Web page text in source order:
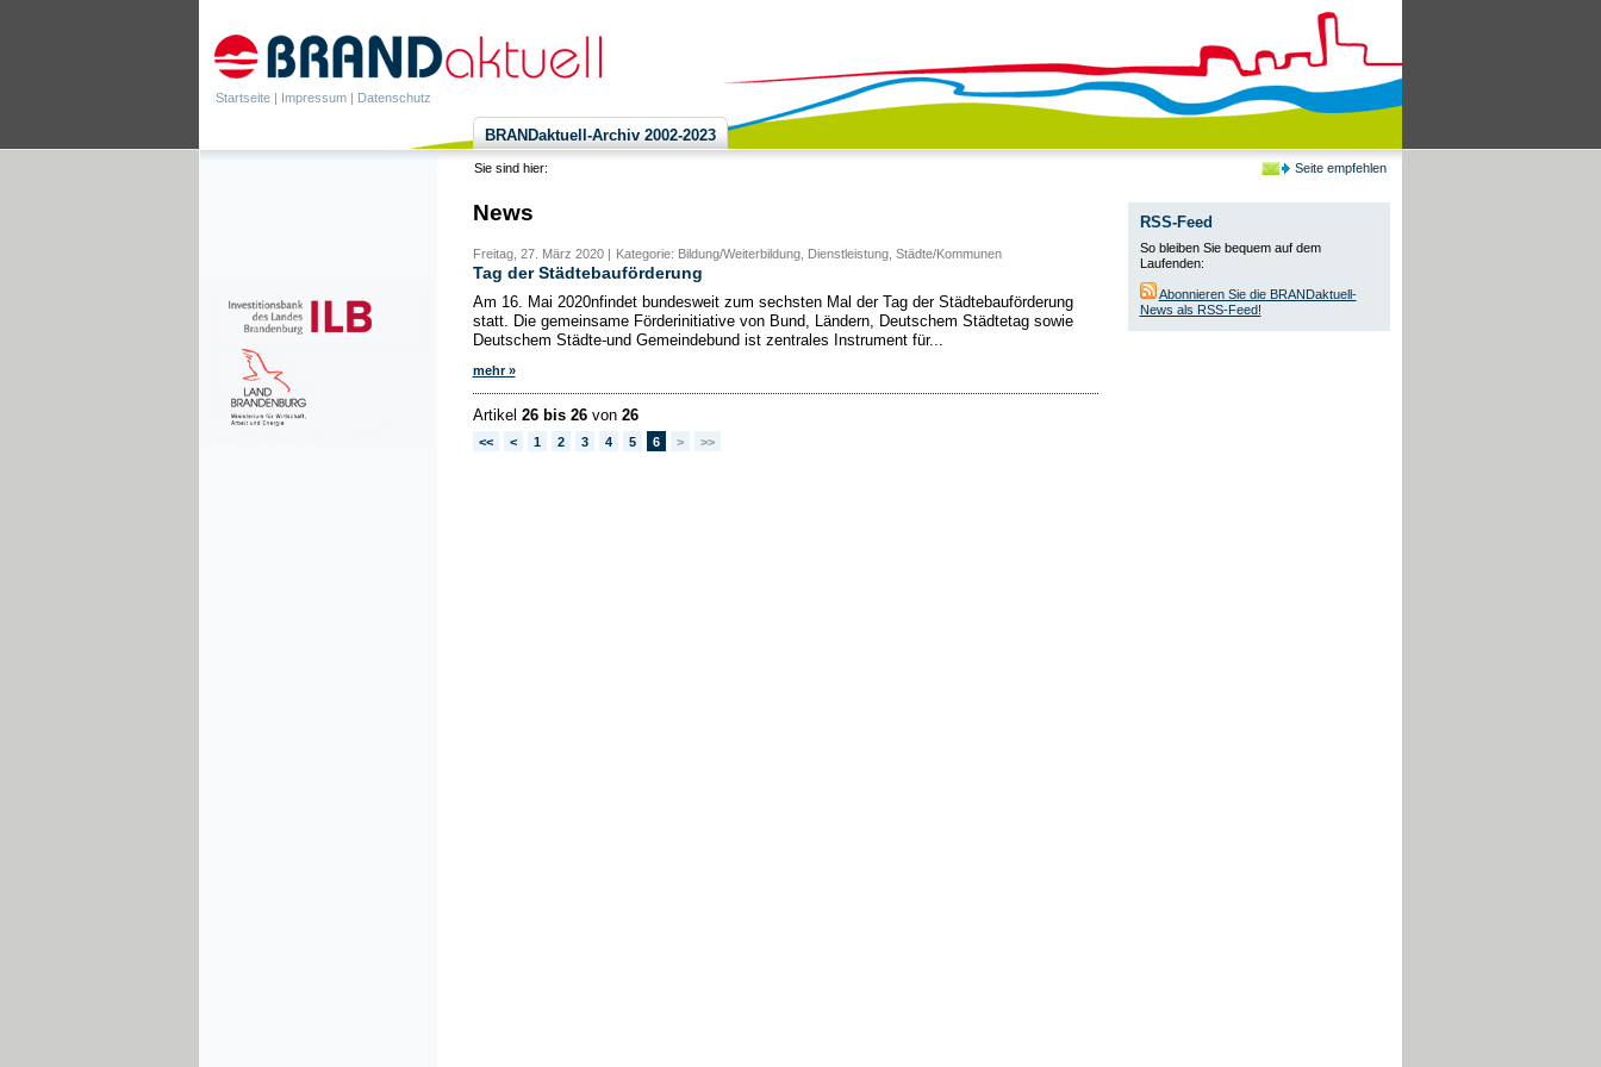
Startseite | Impressum | Datenschutz
Seite empfehlen
BRANDaktuell-Archiv 2002-2023
Sie sind hier:
News
Freitag, 27. März 2020 | Kategorie: Bildung/Weiterbildung, Dienstleistung, Städte/Kommunen
Tag der Städtebauförderung
Am 16. Mai 2020nfindet bundesweit zum sechsten Mal der Tag der Städtebauförderung
statt. Die gemeinsame Förderinitiative von Bund, Ländern, Deutschem Städtetag sowie
Deutschem Städte-und Gemeindebund ist zentrales Instrument für...
mehr »
Artikel 26 bis 26von 26
<< < 1 2 3 4 5 6 > >>
RSS-Feed
So bleiben Sie bequem auf dem
Laufenden:
Abonnieren Sie die BRANDaktuell-
News als RSS-Feed!